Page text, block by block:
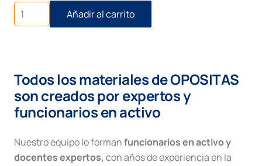
La
provincia
cantidad
Añadir al carrito
Todos los materiales de OPOSITAS
son creados por expertos y
funcionarios en activo
Nuestro equipo lo formanfuncionarios en activo y
docentes expertos, con años de experiencia en la